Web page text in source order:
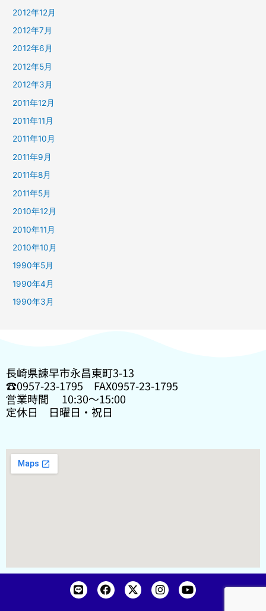
2012年12月
2012年7月
2012年6月
2012年5月
2012年3月
2011年12月
2011年11月
2011年10月
2011年9月
2011年8月
2011年5月
2010年12月
2010年11月
2010年10月
1990年5月
1990年4月
1990年3月
長崎県諫早市永昌東町3-13
☎0957-23-1795 FAX0957-23-1795
営業時間 10:30〜15:00
定休日 日曜日・祝日
L
i
F
a
X
-
I
n
Y
o